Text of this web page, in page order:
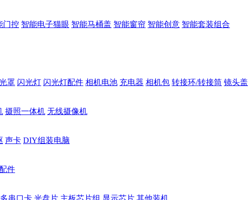
门控 智能电子猫眼 智能马桶盖 智能窗帘 智能创意 智能套装组合
罩 闪光灯 闪光灯配件 相机电池 充电器 相机包 转接环/转接筒 镜头盖
摄照一体机 无线摄像机
声卡 DIY组装电脑
件
多串口卡 光盘片 主板芯片组 显示芯片 其他装机